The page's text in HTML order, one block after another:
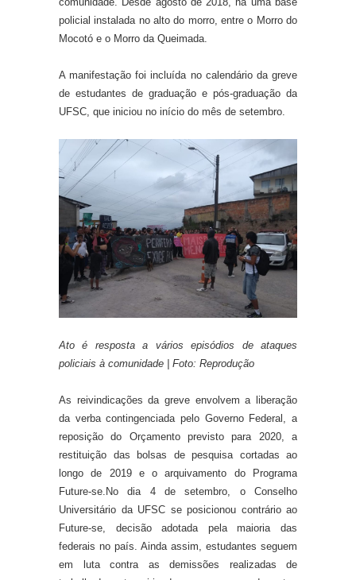
policial instalada no alto do morro, entre o Morro do
Mocotó e o Morro da Queimada.
A manifestação foi incluída no calendário da greve
de estudantes de graduação e pós-graduação da
UFSC, que iniciou no início do mês de setembro.
Ato é resposta a vários episódios de ataques
policiais à comunidade | Foto: Reprodução
As reivindicações da greve envolvem a liberação
da verba contingenciada pelo Governo Federal, a
reposição do Orçamento previsto para 2020, a
restituição das bolsas de pesquisa cortadas ao
longo de 2019 e o arquivamento do Programa
Future-se. No dia 4 de setembro, o Conselho
Universitário da UFSC se posicionou contrário ao
Future-se, decisão adotada pela maioria das
federais no país. Ainda assim, estudantes seguem
em luta contra as demissões realizadas de